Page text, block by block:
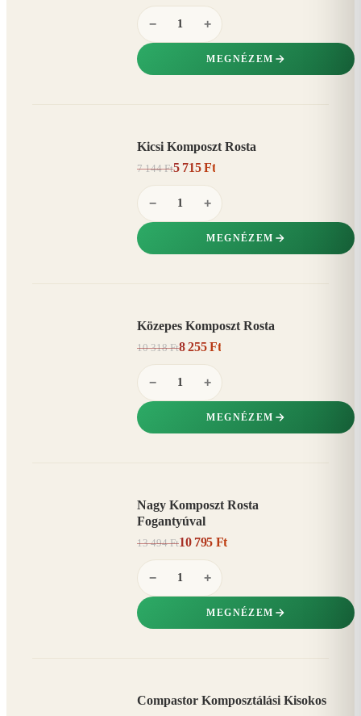
− +
MEGNÉZEM
Kicsi Komposzt Rosta
7 144 Ft5 715 Ft
− +
MEGNÉZEM
Közepes Komposzt Rosta
10 318 Ft8 255 Ft
− +
MEGNÉZEM
Nagy Komposzt Rosta
Fogantyúval
13 494 Ft10 795 Ft
− +
MEGNÉZEM
Compastor Komposztálási Kisokos